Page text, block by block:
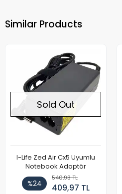
Similar Products
Sold Out
I-Life Zed Air Cx5 Uyumlu
Notebook Adaptör
%24
540,93 TL
409,97 TL